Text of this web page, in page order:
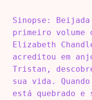
Sinopse:
primeiro
Elizabeth
acreditou em
Tristan,
sua vida.
está quebrado e